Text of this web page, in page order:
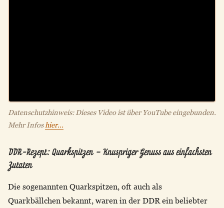
Datenschutzhinweis: Dieses Video ist über YouTube eingebunden.
Mehr Infoshier...
DDR-Rezept: Quarkspitzen – Knuspriger Genuss aus einfachsten
Zutaten
Die sogenannten Quarkspitzen, oft auch als
Quarkbällchen bekannt, waren in der DDR ein beliebter